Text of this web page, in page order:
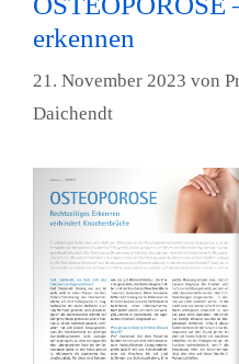
erkennen
21. November 2023 von
Daichendt